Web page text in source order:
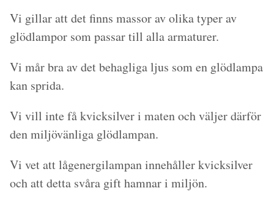
Vi gillar att det finns massor av olika typer av
glödlampor som passar till alla armaturer.
Vi mår bra av det behagliga ljus som en glödlampa
kan sprida.
Vi vill inte få kvicksilver i maten och väljer därför
den miljövänliga glödlampan.
Vi vet att lågenergilampan innehåller kvicksilver
och att detta svåra gift hamnar i miljön.